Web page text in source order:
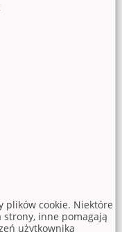
plików cookie. Niektóre
inne pomagają
użytkownika